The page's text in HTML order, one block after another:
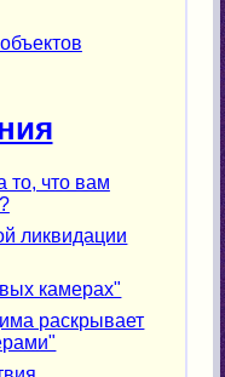
то, что вам
ликвидации
камерах"
раскрывает